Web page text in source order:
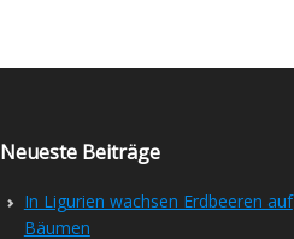
Neueste Beiträge
In Ligurien wachsen Erdbeeren auf
Bäumen